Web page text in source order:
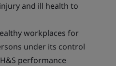
and ill health to
workplaces for
under its control
performance